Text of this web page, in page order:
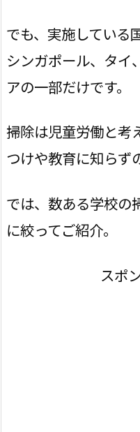
でも、実施している
シンガポール、タイ
アの一部だけです。
掃除は児童労働と考
つけや教育に知らず
では、数ある学校の
に絞ってご紹介。
スポ